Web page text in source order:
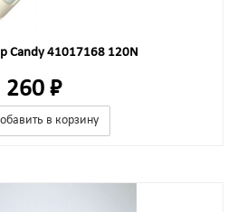
Candy 41017168 120N
260 ₽
в корзину